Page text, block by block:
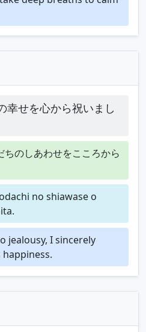
幸せを心から祝いまし
ちのしあわせをこころから
no shiawase o
jealousy, I sincerely
happiness.